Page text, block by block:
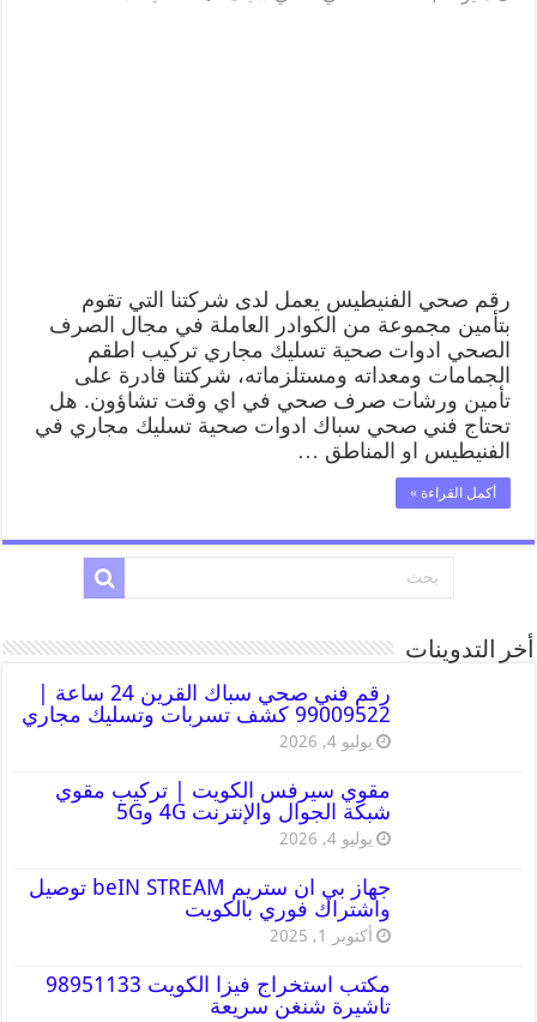
رقم صحي الفنيطيس يعمل لدى شركتنا التي تقوم
بتأمين مجموعة من الكوادر العاملة في مجال الصرف
الصحي ادوات صحية تسليك مجاري تركيب اطقم
الجمامات ومعداته ومستلزماته، شركتنا قادرة على
تأمين ورشات صرف صحي في اي وقت تشاؤون. هل
تحتاج فني صحي سباك ادوات صحية تسليك مجاري في
الفنيطيس او المناطق …
أكمل القراءة »
أخر التدوينات
رقم فني صحي سباك القرين 24 ساعة |
99009522 كشف تسربات وتسليك مجاري
يوليو 4, 2026
مقوي سيرفس الكويت | تركيب مقوي
شبكة الجوال والإنترنت 4G و5G
يوليو 4, 2026
جهاز بي ان ستريم beIN STREAM توصيل
واشتراك فوري بالكويت
أكتوبر 1, 2025
مكتب استخراج فيزا الكويت 98951133
تاشيرة شنغن سريعة